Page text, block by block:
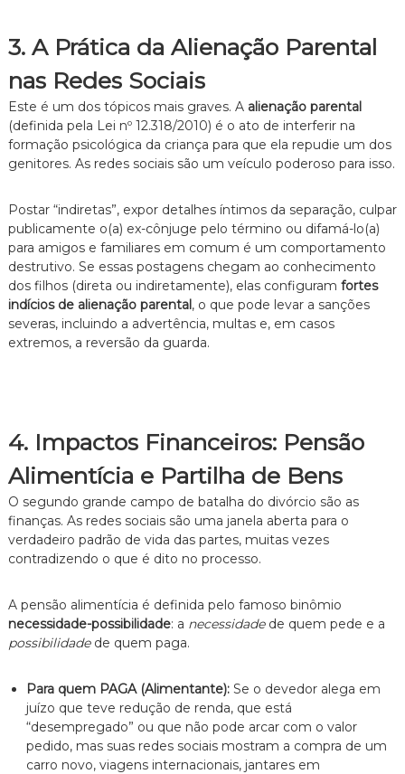
3. A Prática da Alienação Parental
nas Redes Sociais
Este é um dos tópicos mais graves. A alienação parental
(definida pela Lei nº 12.318/2010) é o ato de interferir na
formação psicológica da criança para que ela repudie um dos
genitores. As redes sociais são um veículo poderoso para isso.
Postar “indiretas”, expor detalhes íntimos da separação, culpar
publicamente o(a) ex-cônjuge pelo término ou difamá-lo(a)
para amigos e familiares em comum é um comportamento
destrutivo. Se essas postagens chegam ao conhecimento
dos filhos (direta ou indiretamente), elas configuram fortes
indícios de alienação parental, o que pode levar a sanções
severas, incluindo a advertência, multas e, em casos
extremos, a reversão da guarda.
4. Impactos Financeiros: Pensão
Alimentícia e Partilha de Bens
O segundo grande campo de batalha do divórcio são as
finanças. As redes sociais são uma janela aberta para o
verdadeiro padrão de vida das partes, muitas vezes
contradizendo o que é dito no processo.
A pensão alimentícia é definida pelo famoso binômio
necessidade-possibilidade: a necessidadede quem pede e a
possibilidadede quem paga.
Para quem PAGA (Alimentante):Se o devedor alega em
juízo que teve redução de renda, que está
“desempregado” ou que não pode arcar com o valor
pedido, mas suas redes sociais mostram a compra de um
carro novo, viagens internacionais, jantares em